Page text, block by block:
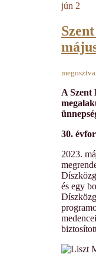
jún 2
A Szent
30.
2023.
és egy